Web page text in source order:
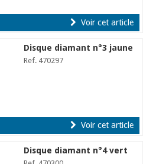
Voir cet article
Disque diamant n°3 jaune
Ref. 470297
Voir cet article
Disque diamant n°4 vert